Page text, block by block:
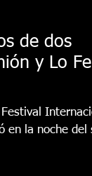
de dos
y Lo
en la noche del